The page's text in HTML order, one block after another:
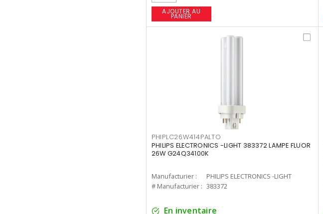
AJOUTER AU
PANIER
PHIPLC26W414PALTO
PHILIPS ELECTRONICS -LIGHT 383372 LAMPE FLUOR
26W G24Q34100K
Manufacturier :
PHILIPS ELECTRONICS -LIGHT
# Manufacturier : 383372
En inventaire